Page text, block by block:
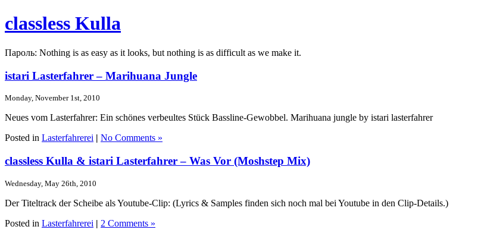
classless Kulla
Пароль: Nothing is as easy as it looks, but nothing is as difficult as we make it.
istari Lasterfahrer – Marihuana Jungle
Monday, November 1st, 2010
Neues vom Lasterfahrer: Ein schönes verbeultes Stück Bassline-Gewobbel. Marihuana jungle by istari lasterfahrer
Posted in Lasterfahrerei | No Comments »
classless Kulla & istari Lasterfahrer – Was Vor (Moshstep Mix)
Wednesday, May 26th, 2010
Der Titeltrack der Scheibe als Youtube-Clip: (Lyrics & Samples finden sich noch mal bei Youtube in den Clip-Details.)
Posted in Lasterfahrerei | 2 Comments »